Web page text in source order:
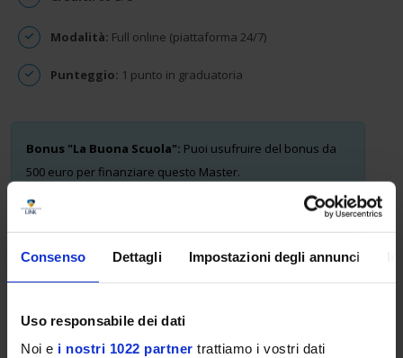
Consenso Dettagli Impostazioni degli annunci
Uso responsabile dei dati
Noi e i nostri 1022 partner trattiamo i vostri dati
Modalità: Full online (piattaforma 24/7)
Punteggio: 1 punto in graduatoria
Bonus "La Buona Scuola": Puoi usufruire del bonus da
500 euro per finanziare questo Master.
Requisiti di Ammissione
triennale, magistrale o specialistica, conseguita secondo
l’ordinamento antecedente o successivo al D. M. 509/99.